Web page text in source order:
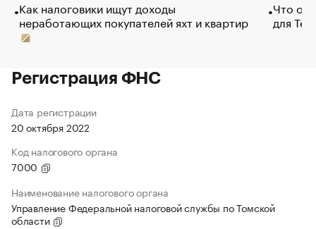
Как налоговики ищут доходы
неработающих покупателей яхт и квартир
Что
для
Регистрация ФНС
Дата регистрации
20 октября 2022
Код налогового органа
7000
Наименование налогового органа
Управление Федеральной налоговой службы по Томской
области